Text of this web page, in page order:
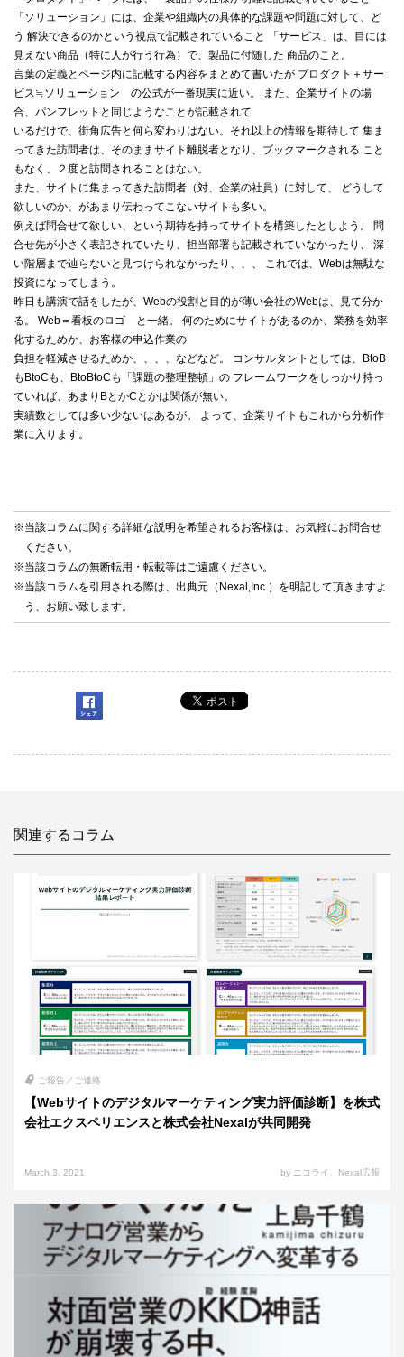
「ソリューション」には、企業や組織内の具体的な課題や問題に対して、ど
う 解決できるのかという視点で記載されていること 「サービス」は、目には
見えない商品（特に人が行う行為）で、製品に付随した 商品のこと。
言葉の定義とページ内に記載する内容をまとめて書いたが プロダクト＋サー
ビス≒ソリューション の公式が一番現実に近い。 また、企業サイトの場
合、パンフレットと同じようなことが記載されて
いるだけで、街角広告と何ら変わりはない。それ以上の情報を期待して 集ま
ってきた訪問者は、そのままサイト離脱者となり、ブックマークされる こと
もなく、２度と訪問されることはない。
また、サイトに集まってきた訪問者（対、企業の社員）に対して、 どうして
欲しいのか、があまり伝わってこないサイトも多い。
例えば問合せて欲しい、という期待を持ってサイトを構築したとしよう。 問
合せ先が小さく表記されていたり、担当部署も記載されていなかったり、 深
い階層まで辿らないと見つけられなかったり、、、 これでは、Webは無駄な
投資になってしまう。
昨日も講演で話をしたが、Webの役割と目的が薄い会社のWebは、見て分か
る。 Web＝看板のロゴ と一緒。 何のためにサイトがあるのか、業務を効率
化するためか、お客様の申込作業の
負担を軽減させるためか、、、、などなど。 コンサルタントとしては、BtoB
もBtoCも、BtoBtoCも「課題の整理整頓」の フレームワークをしっかり持っ
ていれば、あまりBとかCとかは関係が無い。
実績数としては多い少ないはあるが。 よって、企業サイトもこれから分析作
業に入ります。
※当該コラムに関する詳細な説明を希望されるお客様は、お気軽にお問合せ
ください。
※当該コラムの無断転用・転載等はご遠慮ください。
※当該コラムを引用される際は、出典元（Nexal,Inc.）を明記して頂きますよ
う、お願い致します。
関連するコラム
ご報告／ご連絡
【Webサイトのデジタルマーケティング実力評価診断】を株式
会社エクスペリエンスと株式会社Nexalが共同開発
March 3, 2021 by ニコライ、Nexal広報